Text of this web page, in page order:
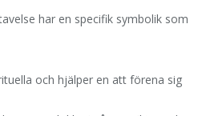
har en specifik symbolik som
och hjälper en att förena sig